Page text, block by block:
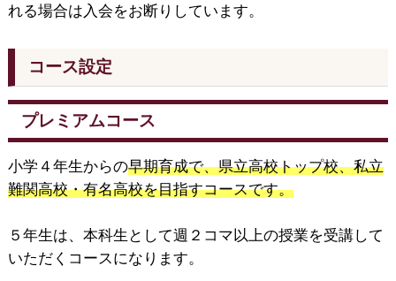
れる場合は入会をお断りしています。
コース設定
プレミアムコース
小学４年生からの早期育成で、県立高校トップ校、私立
難関高校・有名高校を目指すコースです。
５年生は、本科生として週２コマ以上の授業を受講して
いただくコースになります。